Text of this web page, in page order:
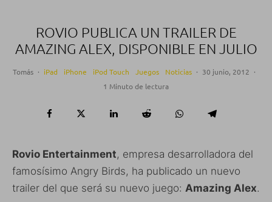
ROVIO PUBLICA UN TRAILER DE
AMAZING ALEX, DISPONIBLE EN JULIO
Tomás · iPad iPhone iPod Touch Juegos Noticias · 30 junio, 2012 ·
1 Minuto de lectura
Rovio Entertainment, empresa desarrolladora del
famosísimo Angry Birds, ha publicado un nuevo
trailer del que será su nuevo juego: Amazing Alex.